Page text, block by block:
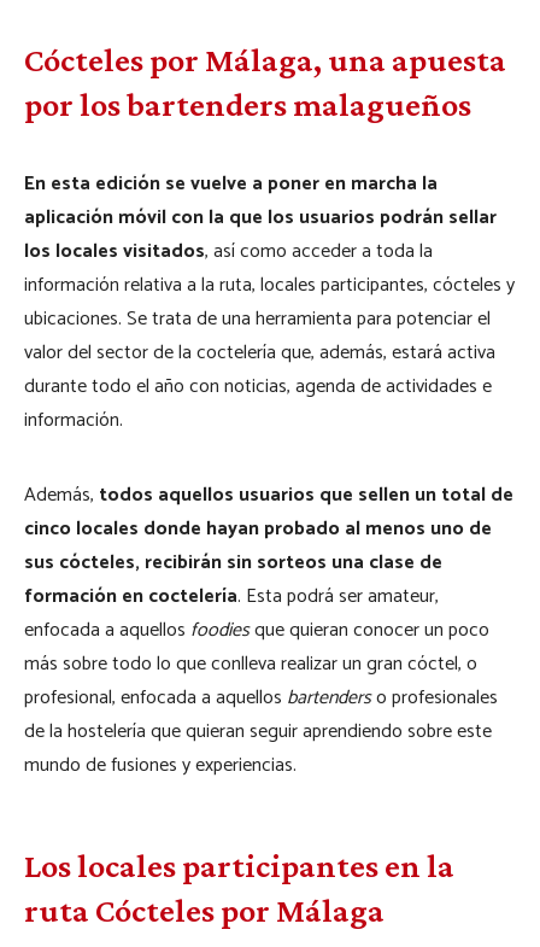
Cócteles por Málaga, una apuesta
por los bartenders malagueños
En esta edición se vuelve a poner en marcha la
aplicación móvil con la que los usuarios podrán sellar
los locales visitados, así como acceder a toda la
información relativa a la ruta, locales participantes, cócteles y
ubicaciones. Se trata de una herramienta para potenciar el
valor del sector de la coctelería que, además, estará activa
durante todo el año con noticias, agenda de actividades e
información.
Además, todos aquellos usuarios que sellen un total de
cinco locales donde hayan probado al menos uno de
sus cócteles, recibirán sin sorteos una clase de
formación en coctelería. Esta podrá ser amateur,
enfocada a aquellos foodiesque quieran conocer un poco
más sobre todo lo que conlleva realizar un gran cóctel, o
profesional, enfocada a aquellos bartenderso profesionales
de la hostelería que quieran seguir aprendiendo sobre este
mundo de fusiones y experiencias.
Los locales participantes en la
ruta Cócteles por Málaga